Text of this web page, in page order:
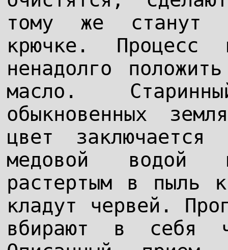
тому же станут
крючке. Процесс
ненадолго
масло.
обыкновенных
цвет
медовой водой
растертым в пыль
кладут червей.
вбирают в себя